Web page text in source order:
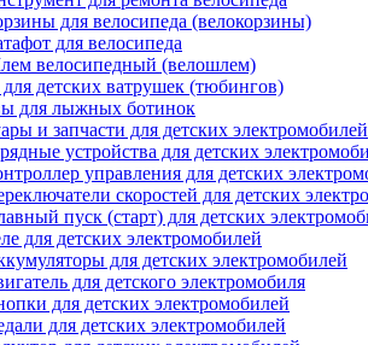
для велосипеда (велокорзины)
для велосипеда
велосипедный (велошлем)
детских ватрушек (тюбингов)
для лыжных ботинок
и запчасти для детских электромобилей
устройства для детских
управления для детских
скоростей для детских
пуск (старт) для детских
для детских электромобилей
для детских электромобилей
для детского электромобиля
для детских электромобилей
для детских электромобилей